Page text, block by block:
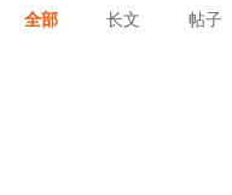
全部 长文 帖子